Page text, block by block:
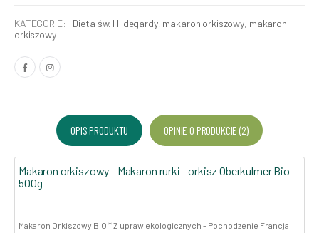
KATEGORIE: Dieta św. Hildegardy, makaron orkiszowy, makaron
orkiszowy
OPIS PRODUKTU OPINIE O PRODUKCIE (2)
Makaron orkiszowy - Makaron rurki - orkisz Oberkulmer Bio
500g
Makaron Orkiszowy BIO * Z upraw ekologicznych - Pochodzenie Francja